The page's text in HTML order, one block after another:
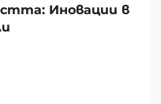
Иновации в